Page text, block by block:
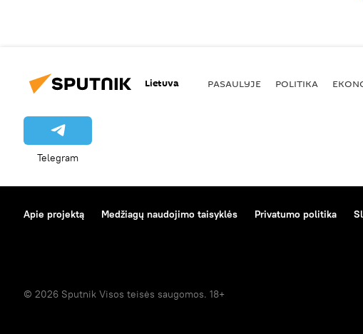
Lietuva PASAULYJE POLITIKA
Telegram
Apie projektą Medžiagų naudojimo taisyklės Privatumo politika
© 2026 Sputnik Visos teisės saugomos. 18+